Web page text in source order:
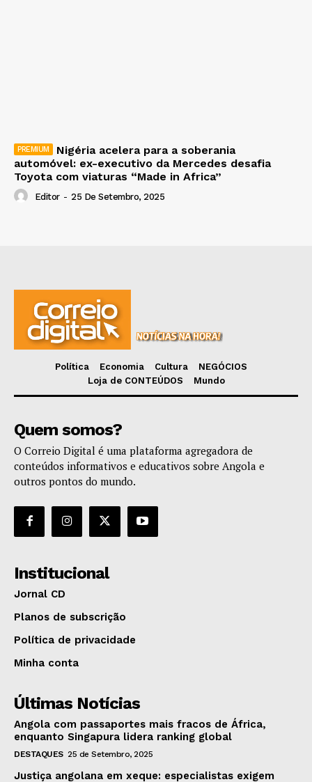
Nigéria acelera para a soberania
automóvel: ex-executivo da Mercedes desafia
Toyota com viaturas “Made in Africa”
Editor - 25 De Setembro, 2025
Política Economia Cultura
NEGÓCIOS
Loja de CONTEÚDOS
Mundo
Quem somos?
O Correio Digital é uma plataforma agregadora de
conteúdos informativos e educativos sobre Angola e
outros pontos do mundo.
Institucional
Jornal CD
Planos de subscrição
Política de privacidade
Minha conta
Últimas Notícias
Angola com passaportes mais fracos de África,
enquanto Singapura lidera ranking global
DESTAQUES 25 de Setembro, 2025
Justiça angolana em xeque: especialistas exigem